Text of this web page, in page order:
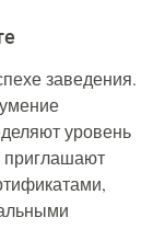
заведения.
уровень
приглашают